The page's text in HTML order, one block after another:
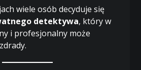
wiele osób decyduje się
detektywa, który w
i profesjonalny może